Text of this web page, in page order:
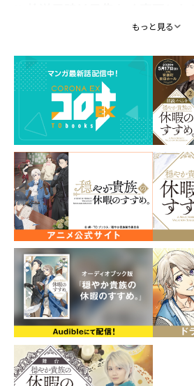
癒し系異世界冒険ファンタジー
化！！
≪ご注意ください≫
※こちらの商品は2026年3月1日ま
場合、必ずご購入いただけます。
※2026年3月1日を過ぎてからのご
準備数に達し次第、予約を締め切
【TOブックスオンラインストア限
①EDカードポストカードセット
第1話～第12話に収録している描
ラストをポストカード化！
②「穏やか貴族の休暇のすすめ。
岬先生書き下ろしSSを収録！
【仕様特典】
・さんど先生描き下ろしイラスト仕
もっと見る